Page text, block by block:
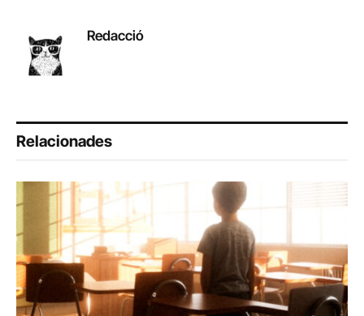
Redacció
Relacionades